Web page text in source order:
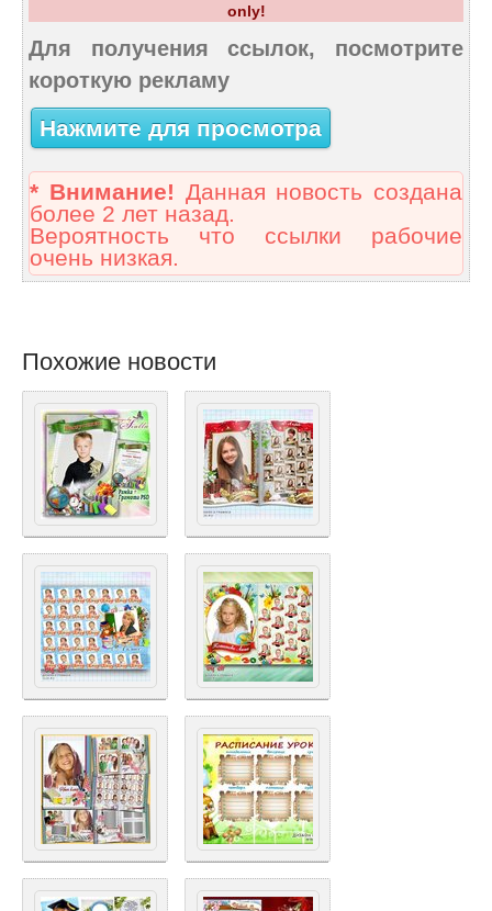
only!
Для получения ссылок, посмотрите
короткую рекламу
Нажмите для просмотра
* Внимание! Данная новость создана
более 2 лет назад.
Вероятность что ссылки рабочие
очень низкая.
Похожие новости